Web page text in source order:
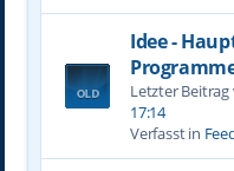
Idee -
Letzter Beitrag
17:14
Verfasst in